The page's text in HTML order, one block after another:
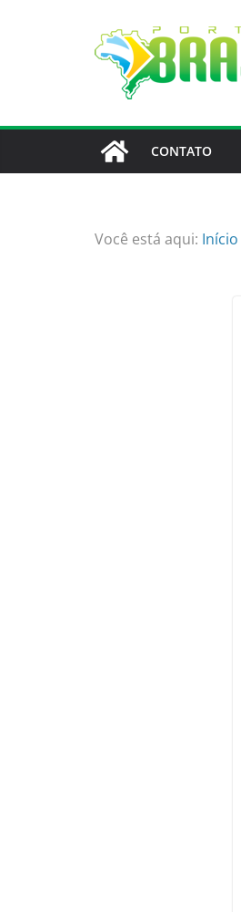
CONTATO
Você está aqui: Início